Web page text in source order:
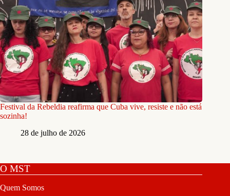
Festival da Rebeldia reafirma que Cuba vive, resiste e não está
sozinha!
28 de julho de 2026
O MST
Quem Somos